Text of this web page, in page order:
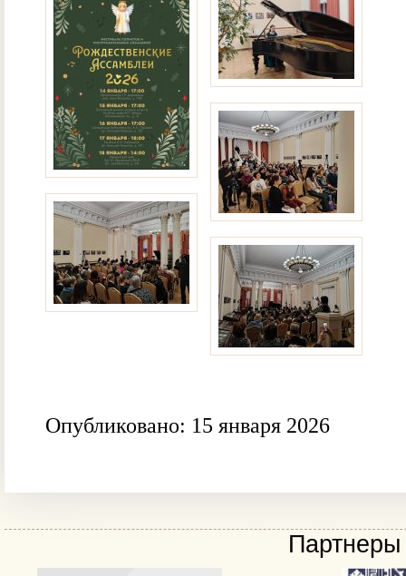
Опубликовано: 15 января 2026
Партнеры